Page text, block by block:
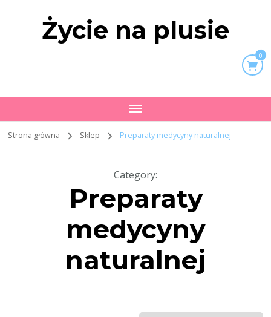
Życie na plusie
0
Strona główna Sklep Preparaty medycyny naturalnej
Category:
Preparaty
medycyny
naturalnej